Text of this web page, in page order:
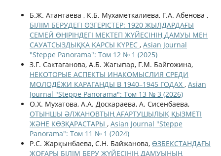
Б.Ж. Атантаева , К.Б. Мухаметкалиева, Г.А. Абенова ,
БІЛІМ БЕРУДЕГІ ӨЗГЕРІСТЕР: 1920 ЖЫЛДАРДАҒЫ
СЕМЕЙ ӨҢІРІНДЕГІ МЕКТЕП ЖҮЙЕСІНІҢ ДАМУЫ МЕН
САУАТСЫЗДЫҚҚА ҚАРСЫ КҮРЕС , Asian Journal
"Steppe Panorama": Том 12 № 1 (2025)
З.Г. Сактаганова, А.Б. Жагыпар, Г.М. Байгожина,
НЕКОТОРЫЕ АСПЕКТЫ ИНАКОМЫСЛИЯ СРЕДИ
МОЛОДЁЖИ КАРАГАНДЫ В 1940–1945 ГОДАХ , Asian
Journal "Steppe Panorama": Том 13 № 3 (2026)
О.Х. Мухатова, А.А. Доскараева, А. Сисенбаева,
ОТЫНШЫ ӘЛЖАНОВТЫҢ АҒАРТУШЫЛЫҚ ҚЫЗМЕТІ
ЖӘНЕ КӨЗҚАРАСТАРЫ , Asian Journal "Steppe
Panorama": Том 11 № 1 (2024)
Р.С. Жарқынбаева, С.Н. Байжанова, ӨЗБЕКСТАНДАҒЫ
ЖОҒАРЫ БІЛІМ БЕРУ ЖҮЙЕСІНІҢ ДАМУЫНЫҢ